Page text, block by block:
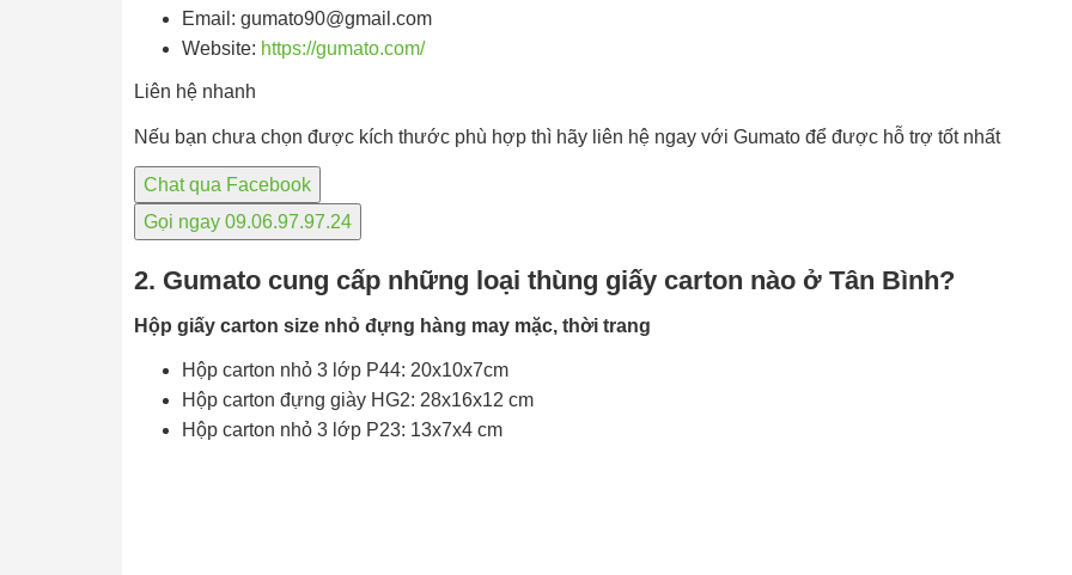
Email: gumato90@gmail.com
Website: https://gumato.com/
Liên hệ nhanh
Nếu bạn chưa chọn được kích thước phù hợp thì hãy liên hệ ngay với Gumato để được hỗ trợ tốt nhất
Chat qua Facebook
Gọi ngay 09.06.97.97.24
2. Gumato cung cấp những loại thùng giấy carton nào ở Tân Bình?
Hộp giấy carton size nhỏ đựng hàng may mặc, thời trang
Hộp carton nhỏ 3 lớp P44: 20x10x7cm
Hộp carton đựng giày HG2: 28x16x12 cm
Hộp carton nhỏ 3 lớp P23: 13x7x4 cm